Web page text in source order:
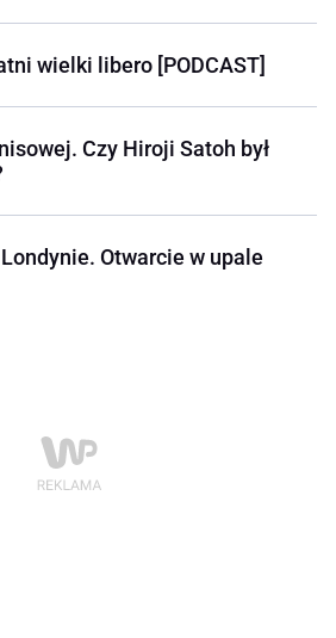
wielki libero [PODCAST]
Czy Hiroji Satoh był
Otwarcie w upale